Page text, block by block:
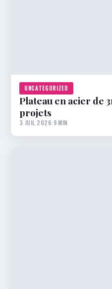
UNCATEGORIZED
Plateau en acier de
projets
3 JUIL 2026·9 MIN